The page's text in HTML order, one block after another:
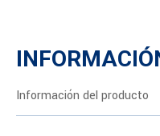
Información del producto